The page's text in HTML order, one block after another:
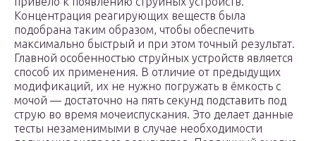
Концентрация реагирующих веществ была
подобрана таким образом, чтобы обеспечить
максимально быстрый и при этом точный результат.
Главной особенностью струйных устройств является
способ их применения. В отличие от предыдущих
модификаций, их не нужно погружать в ёмкость с
мочой — достаточно на пять секунд подставить под
струю во время мочеиспускания. Это делает данные
тесты незаменимыми в случае необходимости